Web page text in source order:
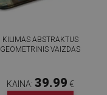
KILIMAS ABSTRAKTUS
GEOMETRINIS VAIZDAS
KAINA: 39.99 €